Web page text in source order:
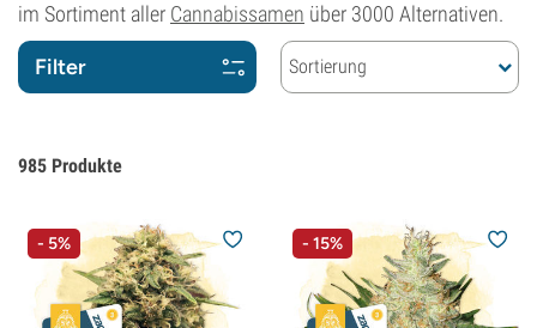
im Sortiment aller Cannabissamen über 3000 Alternativen.
Filter Sortierung
985 Produkte
- 5% - 15%